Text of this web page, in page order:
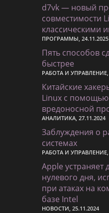
d7vk — новый
совместимости
классическими
ПРОГРАММЫ, 24.11.2025
Пять способов
быстрее
РАБОТА И УПРАВЛЕНИЕ,
Китайские
Linux с
вредоносной
АНАЛИТИКА, 27.11.2024
Заблуждения о
системах
РАБОТА И УПРАВЛЕНИЕ,
Apple устраняет
нулевого дня,
при атаках на
базе Intel
НОВОСТИ, 25.11.2024